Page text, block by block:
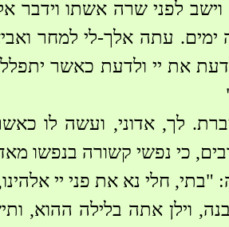
לפני שרה אשתו וידבר
ימים. עתה אלך-לי למחר
את יי ולדעת כאשר
לך, אדוני, ועשה לו
כי נפשי קשורה בנפשו
חלי נא את פני יי
וילן אתה בלילה ההוא,